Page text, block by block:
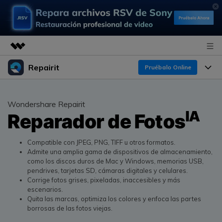
Productos destacados
Utilidades
Soluciones
Quiénes somos
Sala de prensa
Soporte
Repairit Pruébalo Online
Repara y mejora archivos con IA
multiplataforma
Pruébalo Gratis
Funciones
Para PC
En Línea
¿Por qué Repairit?
Experto en Reparación de Datos
Perspectiva Tecnológica
Guías y Soporte
Recursos
Soluciones de Video
Soluciones de Archivos
Precios
Wondershare Repairit
Reparador de FotosIA
Compatible con JPEG, PNG, TIFF u otros formatos.
Admite una amplia gama de dispositivos de almacenamiento,
como los discos duros de Mac y Windows, memorias USB,
pendrives, tarjetas SD, cámaras digitales y celulares.
Corrige fotos grises, pixeladas, inaccesibles y más
escenarios.
Quita las marcas, optimiza los colores y enfoca las partes
borrosas de las fotos viejas.